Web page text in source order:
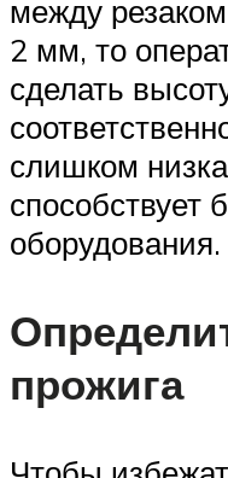
между
2 мм, то
сделать
слишком
способствует
оборудования.
прожига